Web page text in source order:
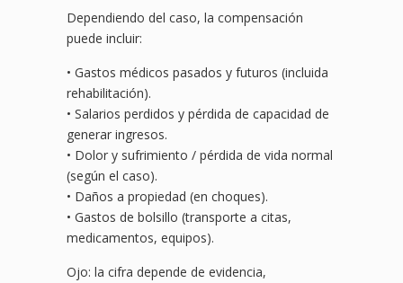
Dependiendo del caso, la compensación
puede incluir:
• Gastos médicos pasados y futuros (incluida
rehabilitación).
• Salarios perdidos y pérdida de capacidad de
generar ingresos.
• Dolor y sufrimiento / pérdida de vida normal
(según el caso).
• Daños a propiedad (en choques).
• Gastos de bolsillo (transporte a citas,
medicamentos, equipos).
Ojo: la cifra depende de evidencia,